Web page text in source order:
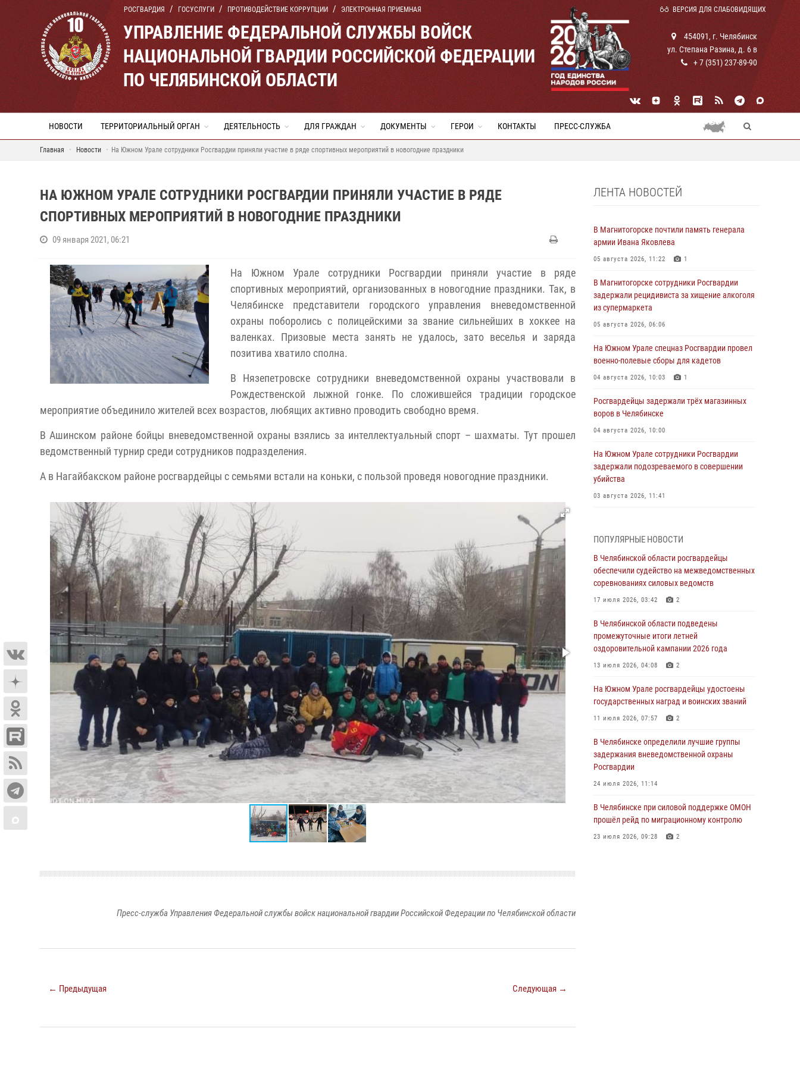
РОСГВАРДИЯ ГОСУСЛУГИ ПРОТИВОДЕЙСТВИЕ КОРРУПЦИИ ЭЛЕКТРОННАЯ ПРИЕМНАЯ ВЕРСИЯ ДЛЯ СЛАБОВИДЯЩИХ
УПРАВЛЕНИЕ ФЕДЕРАЛЬНОЙ СЛУЖБЫ ВОЙСК
НАЦИОНАЛЬНОЙ ГВАРДИИ РОССИЙСКОЙ ФЕДЕРАЦИИ
ПО ЧЕЛЯБИНСКОЙ ОБЛАСТИ
454091, г. Челябинск
ул. Степана Разина, д. 6 в
+ 7 (351) 237-89-90
НОВОСТИ ТЕРРИТОРИАЛЬНЫЙ ОРГАН ДЕЯТЕЛЬНОСТЬ ДЛЯ ГРАЖДАН ДОКУМЕНТЫ ГЕРОИ КОНТАКТЫ ПРЕСС-СЛУЖБА
Главная Новости На Южном Урале сотрудники Росгвардии приняли участие в ряде спортивных мероприятий в новогодние праздники
НА ЮЖНОМ УРАЛЕ СОТРУДНИКИ РОСГВАРДИИ ПРИНЯЛИ УЧАСТИЕ В РЯДЕ
СПОРТИВНЫХ МЕРОПРИЯТИЙ В НОВОГОДНИЕ ПРАЗДНИКИ
09 января 2021, 06:21
На Южном Урале сотрудники Росгвардии приняли участие в ряде
спортивных мероприятий, организованных в новогодние праздники. Так, в
Челябинске представители городского управления вневедомственной
охраны поборолись с полицейскими за звание сильнейших в хоккее на
валенках. Призовые места занять не удалось, зато веселья и заряда
позитива хватило сполна.
В Нязепетровске сотрудники вневедомственной охраны участвовали в
Рождественской лыжной гонке. По сложившейся традиции городское
мероприятие объединило жителей всех возрастов, любящих активно проводить свободно время.
В Ашинском районе бойцы вневедомственной охраны взялись за интеллектуальный спорт – шахматы. Тут прошел
ведомственный турнир среди сотрудников подразделения.
А в Нагайбакском районе росгвардейцы с семьями встали на коньки, с пользой проведя новогодние праздники.
Пресс-служба Управления Федеральной службы войск национальной гвардии Российской Федерации по Челябинской области
← Предыдущая Следующая →
ЛЕНТА НОВОСТЕЙ
В Магнитогорске почтили память генерала
армии Ивана Яковлева
05 августа 2026, 11:22 1
В Магнитогорске сотрудники Росгвардии
задержали рецидивиста за хищение алкоголя
из супермаркета
05 августа 2026, 06:06
На Южном Урале спецназ Росгвардии провел
военно-полевые сборы для кадетов
04 августа 2026, 10:03 1
Росгвардейцы задержали трёх магазинных
воров в Челябинске
04 августа 2026, 10:00
На Южном Урале сотрудники Росгвардии
задержали подозреваемого в совершении
убийства
03 августа 2026, 11:41
грабеже
03 августа 2026, 11:25
Росгвардейцы обеспечили безопасность
празднования Дня ВДВ на Южном Урале
Авиация Росгвардии совершила более 250
санитарных вылетов в Донецкой Народной
Республике
Росгвардия обеспечивает безопасность
граждан на южном направлении
В Уральском округе Росгвардии состоялось
заседание оперативного штаба
30 июля 2026, 10:53
ПОПУЛЯРНЫЕ НОВОСТИ
В Челябинской области росгвардейцы
обеспечили судейство на межведомственных
соревнованиях силовых ведомств
17 июля 2026, 03:42 2
В Челябинской области подведены
промежуточные итоги летней
оздоровительной кампании 2026 года
13 июля 2026, 04:08 2
На Южном Урале росгвардейцы удостоены
государственных наград и воинских званий
11 июля 2026, 07:57 2
В Челябинске определили лучшие группы
задержания вневедомственной охраны
Росгвардии
24 июля 2026, 11:14
В Челябинске при силовой поддержке ОМОН
прошёл рейд по миграционному контролю
23 июля 2026, 09:28 2